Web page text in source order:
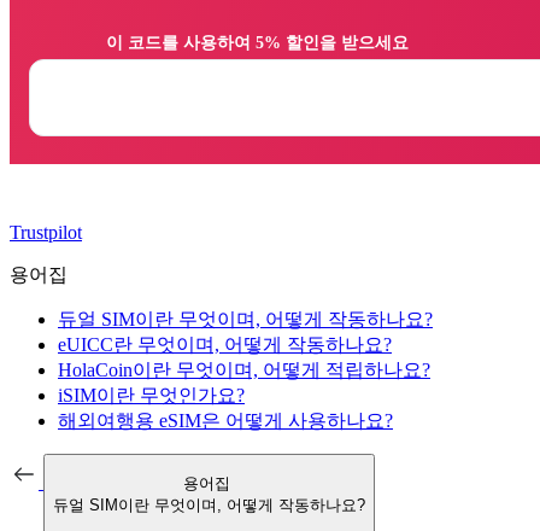
Trustpilot
용어집
듀얼 SIM이란 무엇이며, 어떻게 작동하나요?
eUICC란 무엇이며, 어떻게 작동하나요?
HolaCoin이란 무엇이며, 어떻게 적립하나요?
iSIM이란 무엇인가요?
해외여행용 eSIM은 어떻게 사용하나요?
용어집
듀얼 SIM이란 무엇이며, 어떻게 작동하나요?